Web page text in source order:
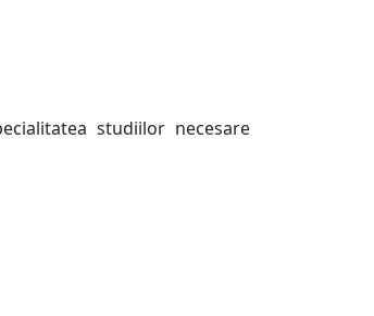
studiilor necesare